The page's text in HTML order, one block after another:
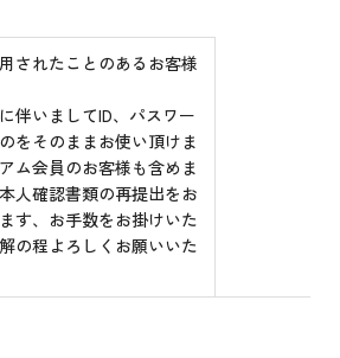
されたことのあるお客様
伴いましてID、パスワー
をそのままお使い頂けま
ム会員のお客様も含めま
人確認書類の再提出をお
す、お手数をお掛けいた
の程よろしくお願いいた